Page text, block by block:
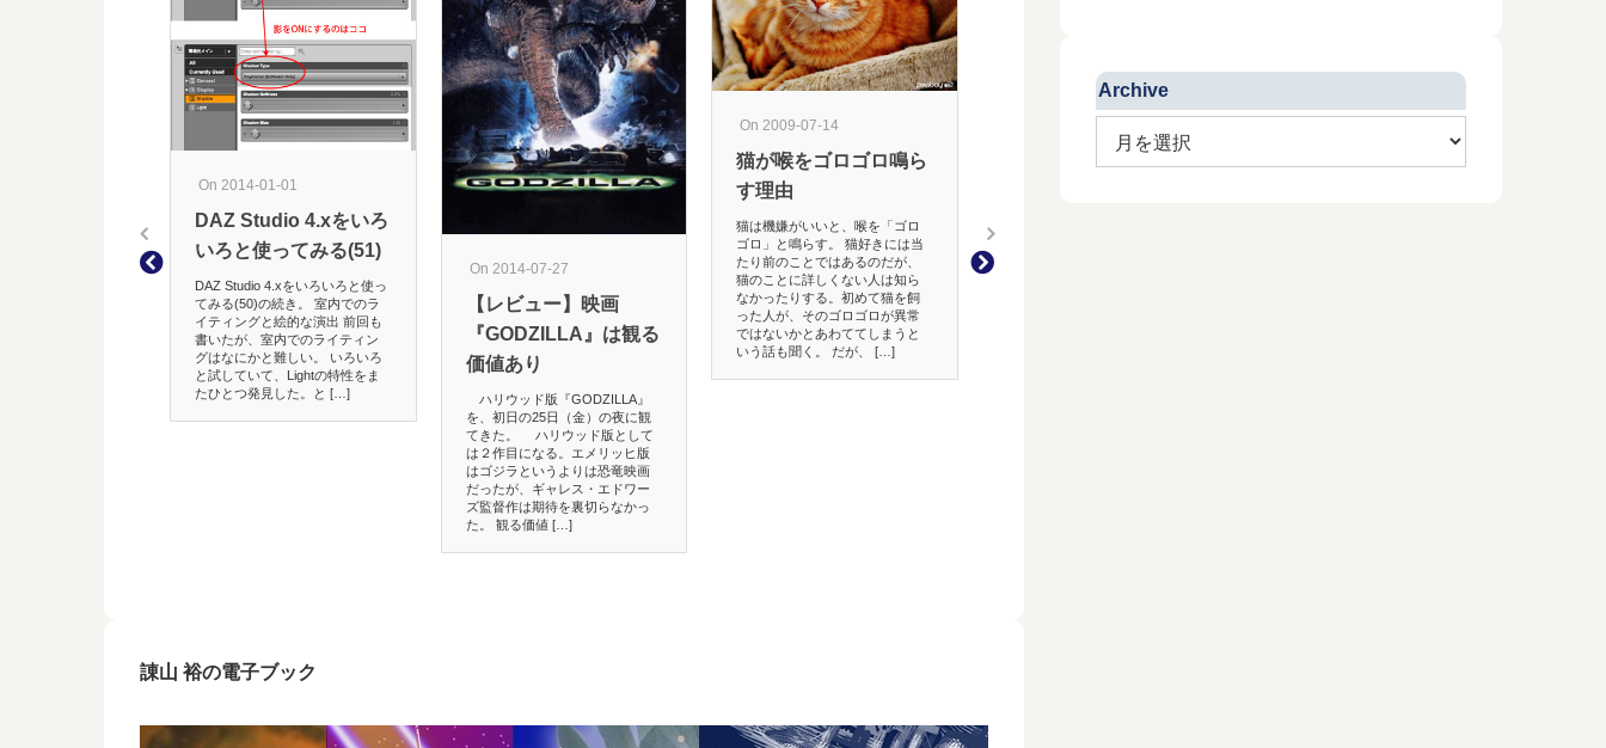
On 2014-01-01
DAZ Studio 4.xをいろ
いろと使ってみる(51)
DAZ Studio 4.xをいろいろと使っ
てみる(50)の続き。 室内でのラ
イティングと絵的な演出 前回も
書いたが、室内でのライティン
グはなにかと難しい。 いろいろ
と試していて、Lightの特性をま
たひとつ発見した。と […]
On 2014-07-27
【レビュー】映画
『GODZILLA』は観る
価値あり
ハリウッド版『GODZILLA』
を、初日の25日（金）の夜に観
てきた。 ハリウッド版として
は２作目になる。エメリッヒ版
はゴジラというよりは恐竜映画
だったが、ギャレス・エドワー
ズ監督作は期待を裏切らなかっ
た。 観る価値 […]
On 2009-07-14
猫が喉をゴロゴロ鳴ら
す理由
猫は機嫌がいいと、喉を「ゴロ
ゴロ」と鳴らす。 猫好きには当
たり前のことではあるのだが、
猫のことに詳しくない人は知ら
なかったりする。初めて猫を飼
った人が、そのゴロゴロが異常
ではないかとあわててしまうと
いう話も聞く。 だが、 […]
ブラックホールが誘引
した超新星爆発
して、日本代表にとっては、Ｗ
では、全勝する […]
諌山 裕の電子ブック
Archive